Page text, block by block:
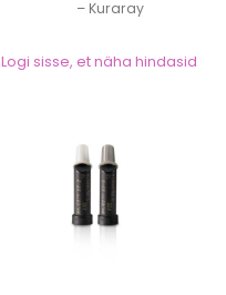
– Kuraray
Logi sisse, et näha hindasid